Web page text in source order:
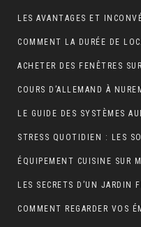
ÉQUIPEMENT CUISINE SUR
LES SECRETS D’UN JARDIN